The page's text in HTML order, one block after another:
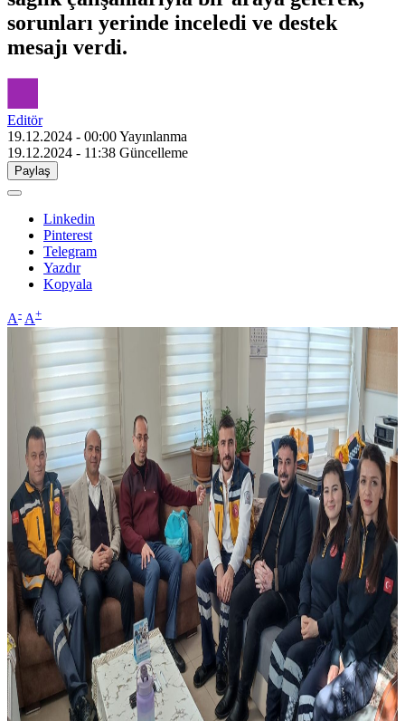
sorunları yerinde inceledi ve destek
mesajı verdi.
Editör
19.12.2024 - 00:00Yayınlanma
19.12.2024 - 11:38 Güncelleme
Paylaş
Linkedin
Pinterest
Telegram
Yazdır
Kopyala
A- A+